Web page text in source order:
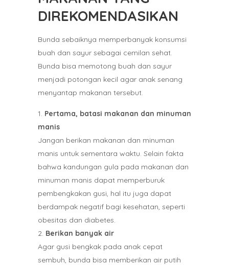
DIREKOMENDASIKAN
Bunda sebaiknya memperbanyak konsumsi
buah dan sayur sebagai cemilan sehat.
Bunda bisa memotong buah dan sayur
menjadi potongan kecil agar anak senang
menyantap makanan tersebut.
Pertama, batasi makanan dan minuman
manis
Jangan berikan makanan dan minuman
manis untuk sementara waktu. Selain fakta
bahwa kandungan gula pada makanan dan
minuman manis dapat memperburuk
pembengkakan gusi, hal itu juga dapat
berdampak negatif bagi kesehatan, seperti
obesitas dan diabetes.
Berikan banyak air
Agar gusi bengkak pada anak cepat
sembuh, bunda bisa memberikan air putih